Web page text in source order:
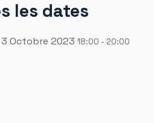
les dates
Octobre 2023 18:00 - 20:00